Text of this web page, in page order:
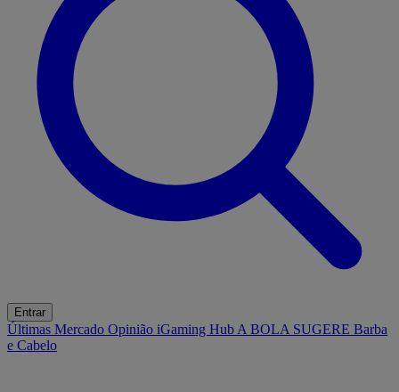
Entrar
Últimas Mercado Opinião iGaming Hub A BOLA SUGERE Barba
e Cabelo